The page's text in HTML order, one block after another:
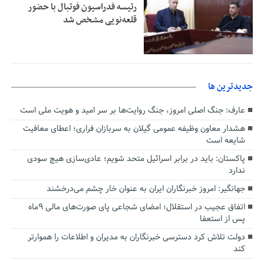
رئیسه فدراسیون فوتبال با حضور
قلعه‌نویی مشخص شد
جديدترين ها
عارف: جنگ اصلی امروز، جنگ روایت‌ها بر سر امید و هویت ملی است
هشدار معاون وظیفه عمومی گیلان به سربازان فراری؛ اعطای معافیت
شایعه است
پاکستان: باید در برابر اسرائیل متحد شویم؛ عادی‌سازی هیچ سودی
ندارد
جهانگیر: امروز خبرنگاران ایران به عنوان خار چشم می‌درخشند
اتفاق عجیب در استقلال؛ امضای شجاعی پای صورت‌های مالی ٩ماه
پس از استعفا
دولت تلاش کرد دسترسی خبرنگاران به مدیران و اطلاعات را هموارتر
کند